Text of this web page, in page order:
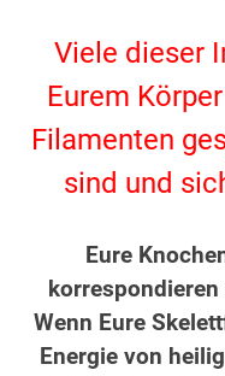
Viele dieser
Eurem
Filamenten
sind und
Eure
Wenn Eure
Energie von